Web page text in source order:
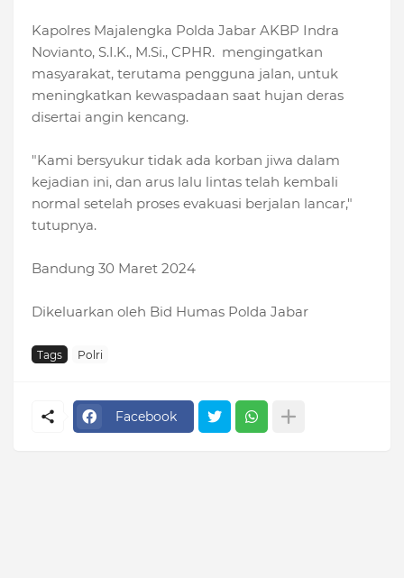
Kapolres Majalengka Polda Jabar AKBP Indra
Novianto, S.I.K., M.Si., CPHR. mengingatkan
masyarakat, terutama pengguna jalan, untuk
meningkatkan kewaspadaan saat hujan deras
disertai angin kencang.
"Kami bersyukur tidak ada korban jiwa dalam
kejadian ini, dan arus lalu lintas telah kembali
normal setelah proses evakuasi berjalan lancar,"
tutupnya.
Bandung 30 Maret 2024
Dikeluarkan oleh Bid Humas Polda Jabar
Tags Polri
Facebook